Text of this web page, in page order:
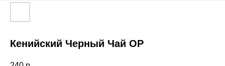
Кенийский Черный Чай OP